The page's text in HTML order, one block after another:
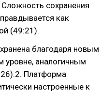
сохранения
как
(49:21).
благодаря новым
уровне, аналогичным
Платформа
настроенные к